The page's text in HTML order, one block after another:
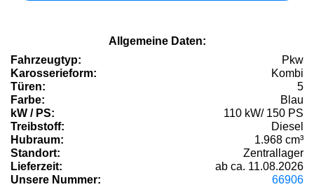
Allgemeine Daten:
Fahrzeugtyp:
Pkw
Karosserieform:
Kombi
Türen:
5
Farbe:
Blau
kW / PS:
110 kW/ 150 PS
Treibstoff:
Diesel
Hubraum:
1.968 cm³
Standort:
Zentrallager
Lieferzeit:
ab ca. 11.08.2026
Unsere Nummer:
66906